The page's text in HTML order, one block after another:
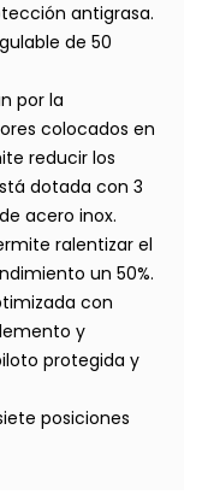
antigrasa.
de 50
por la
colocados en
reducir los
dotada con 3
acero inox.
ralentizar el
un 50%.
con
y
protegida y
posiciones